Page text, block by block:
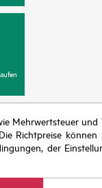
Mehrwertsteuer
Richtpreise
der